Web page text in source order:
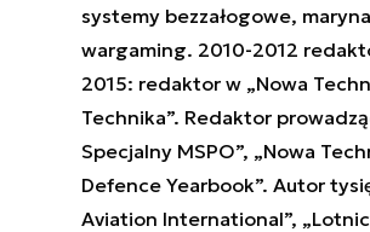
systemy bezzałogowe,
wargaming. 2010-2012
2015: redaktor w „Nowa
Technika”. Redaktor
Specjalny MSPO”, „Nowa
Defence Yearbook”. Autor
Aviation International”,